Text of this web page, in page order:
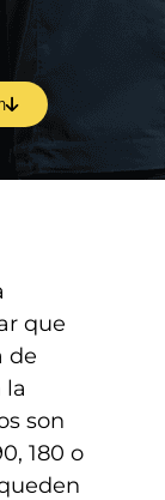
que
de
la
son
180 o